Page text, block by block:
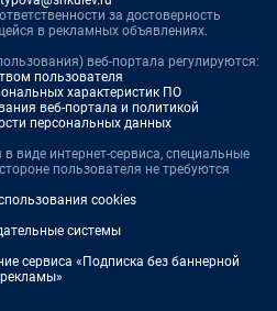
за достоверность
в рекламных объявлениях.
веб-портала регулируются:
пользователя
характеристик ПО
веб-портала и политикой
персональных данных
виде интернет-сервиса, специальные
пользователя не требуются
cookies
системы
сервиса «Подписка без баннерной
рекламы»